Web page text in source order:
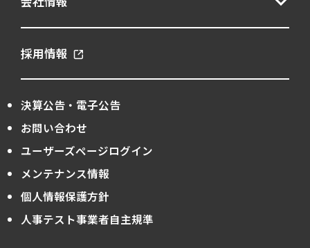
採用情報
決算公告・電子公告
お問い合わせ
ユーザーズページログイン
メンテナンス情報
個人情報保護方針
人事テスト事業者自主規準